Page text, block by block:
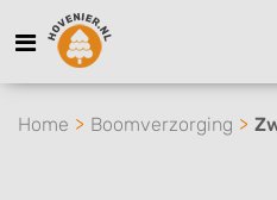
Home Boomverzorging